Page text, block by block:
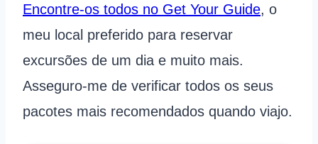
Encontre-os todos no Get Your Guide, o
meu local preferido para reservar
excursões de um dia e muito mais.
Asseguro-me de verificar todos os seus
pacotes mais recomendados quando viajo.